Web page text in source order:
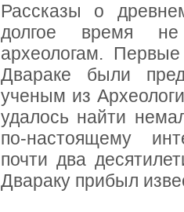
Рассказы о
долгое время
археологам.
Двараке были
ученым из
удалось найти
по-настоящему
почти два
Двараку прибыл